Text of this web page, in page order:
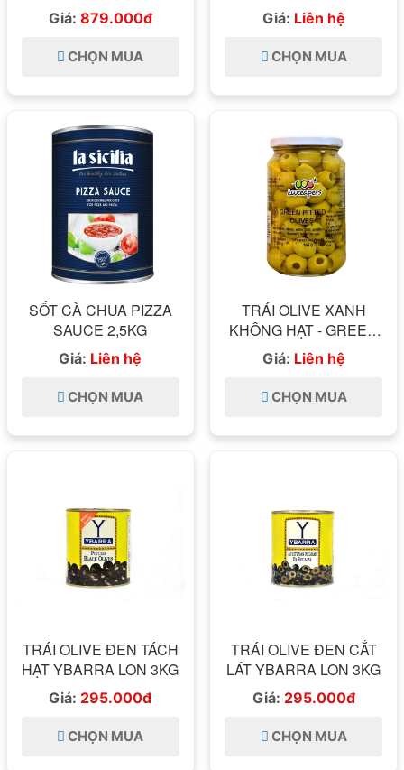
Giá: 879.000đ
CHỌN MUA
Giá: Liên hệ
CHỌN MUA
SỐT CÀ CHUA PIZZA
SAUCE 2,5KG
Giá: Liên hệ
CHỌN MUA
TRÁI OLIVE XANH
KHÔNG HẠT - GREEN
PITTED OLIVES
LUXEAPERS 335GR
Giá: Liên hệ
CHỌN MUA
TRÁI OLIVE ĐEN TÁCH
HẠT YBARRA LON 3KG
Giá: 295.000đ
CHỌN MUA
TRÁI OLIVE ĐEN CẮT
LÁT YBARRA LON 3KG
Giá: 295.000đ
CHỌN MUA